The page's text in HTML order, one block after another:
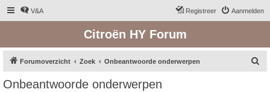
V&A Aanmelden
Registreer
Citroën HY Forum
Forumoverzicht Zoek Onbeantwoorde onderwerpen
Onbeantwoorde onderwerpen